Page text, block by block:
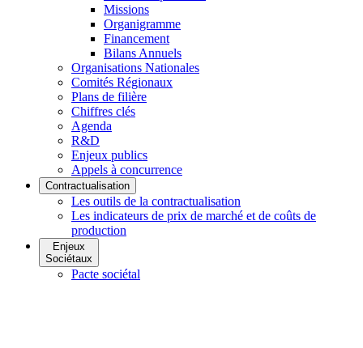
Missions
Organigramme
Financement
Bilans Annuels
Organisations Nationales
Comités Régionaux
Plans de filière
Chiffres clés
Agenda
R&D
Enjeux publics
Appels à concurrence
Contractualisation
Les outils de la contractualisation
Les indicateurs de prix de marché et de coûts de
production
Enjeux
Sociétaux
Pacte sociétal